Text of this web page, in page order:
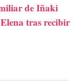
de Iñaki
tras recibir